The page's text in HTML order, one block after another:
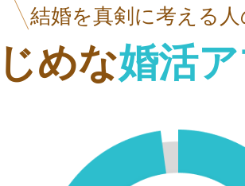
結婚を真剣に考える
めな婚活ア